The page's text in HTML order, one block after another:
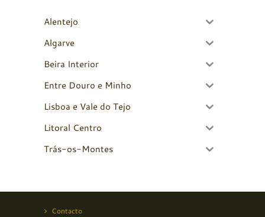
Alentejo
Algarve
Beira Interior
Entre Douro e Minho
Lisboa e Vale do Tejo
Litoral Centro
Trás-os-Montes
Contacto